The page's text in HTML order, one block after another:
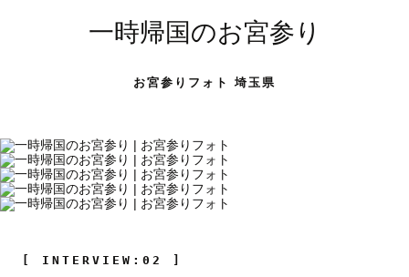
一時帰国のお宮参り
お宮参りフォト 埼玉県
[ INTERVIEW:02 ]